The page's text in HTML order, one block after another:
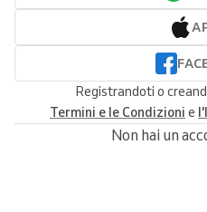
Registrandoti o
Termini e le Condizioni e
Non hai un